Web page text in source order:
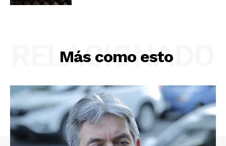
Más como esto
RELACIONADO